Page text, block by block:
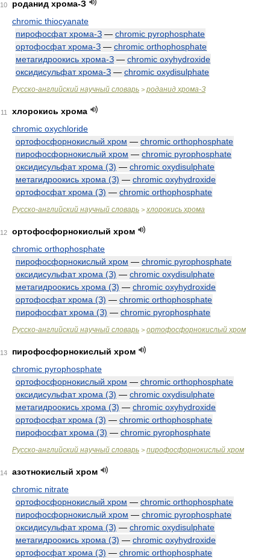
10
роданид хрома-З
chromic thiocyanate
пирофосфат хрома-З — chromic pyrophosphate
ортофосфат хрома-З — chromic orthophosphate
метагидроокись хрома-З — chromic oxyhydroxide
оксидисульфат хрома-З — chromic oxydisulphate
Русско-английский научный словарь > роданид хрома-З
11
хлорокись хрома
chromic oxychloride
ортофосфорнокислый хром — chromic orthophosphate
пирофосфорнокислый хром — chromic pyrophosphate
оксидисульфат хрома (З) — chromic oxydisulphate
метагидроокись хрома (З) — chromic oxyhydroxide
ортофосфат хрома (З) — chromic orthophosphate
Русско-английский научный словарь > хлорокись хрома
12
ортофосфорнокислый хром
chromic orthophosphate
пирофосфорнокислый хром — chromic pyrophosphate
оксидисульфат хрома (З) — chromic oxydisulphate
метагидроокись хрома (З) — chromic oxyhydroxide
ортофосфат хрома (З) — chromic orthophosphate
пирофосфат хрома (З) — chromic pyrophosphate
Русско-английский научный словарь > ортофосфорнокислый хром
13
пирофосфорнокислый хром
chromic pyrophosphate
ортофосфорнокислый хром — chromic orthophosphate
оксидисульфат хрома (З) — chromic oxydisulphate
метагидроокись хрома (З) — chromic oxyhydroxide
ортофосфат хрома (З) — chromic orthophosphate
пирофосфат хрома (З) — chromic pyrophosphate
Русско-английский научный словарь > пирофосфорнокислый хром
14
азотнокислый хром
chromic nitrate
ортофосфорнокислый хром — chromic orthophosphate
пирофосфорнокислый хром — chromic pyrophosphate
оксидисульфат хрома (З) — chromic oxydisulphate
метагидроокись хрома (З) — chromic oxyhydroxide
ортофосфат хрома (З) — chromic orthophosphate